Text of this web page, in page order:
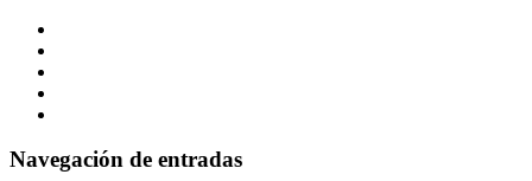
Navegación de entradas